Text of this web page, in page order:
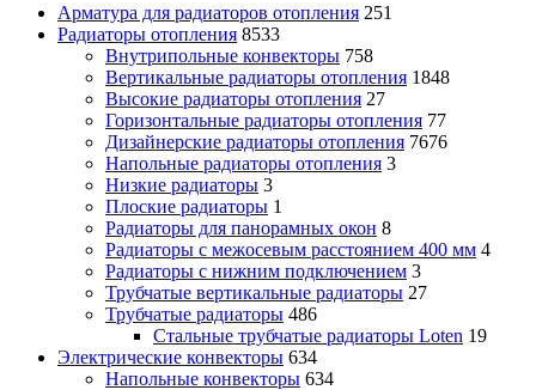
Арматура для радиаторов отопления 251
Радиаторы отопления 8533
Внутрипольные конвекторы 758
Вертикальные радиаторы отопления 1848
Высокие радиаторы отопления 27
Горизонтальные радиаторы отопления 77
Дизайнерские радиаторы отопления 7676
Напольные радиаторы отопления 3
Низкие радиаторы 3
Плоские радиаторы 1
Радиаторы для панорамных окон 8
Радиаторы с межосевым расстоянием 400 мм 4
Радиаторы с нижним подключением 3
Трубчатые вертикальные радиаторы 27
Трубчатые радиаторы 486
Cтальные трубчатые радиаторы Loten 19
Электрические конвекторы 634
Напольные конвекторы 634